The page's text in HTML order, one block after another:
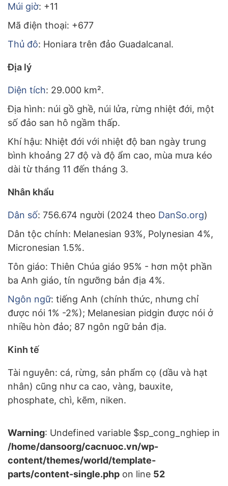
Múi giờ: +11
Mã điện thoại: +677
Thủ đô: Honiara trên đảo Guadalcanal.
Địa lý
Diện tích: 29.000 km².
Địa hình: núi gồ ghề, núi lửa, rừng nhiệt đới, một
số đảo san hô ngầm thấp.
Khí hậu: Nhiệt đới với nhiệt độ ban ngày trung
bình khoảng 27 độ và độ ẩm cao, mùa mưa kéo
dài từ tháng 11 đến tháng 3.
Nhân khẩu
Dân số: 756.674 người (2024 theo DanSo.org)
Dân tộc chính: Melanesian 93%, Polynesian 4%,
Micronesian 1.5%.
Tôn giáo: Thiên Chúa giáo 95% - hơn một phần
ba Anh giáo, tín ngưỡng bản địa 4%.
Ngôn ngữ: tiếng Anh (chính thức, nhưng chỉ
được nói 1% -2%); Melanesian pidgin được nói ở
nhiều hòn đảo; 87 ngôn ngữ bản địa.
Kinh tế
Tài nguyên: cá, rừng, sản phẩm cọ (dầu và hạt
nhân) cũng như ca cao, vàng, bauxite,
phosphate, chì, kẽm, niken.
Warning: Undefined variable $sp_cong_nghiep in
/home/dansoorg/cacnuoc.vn/wp-
content/themes/world/template-
parts/content-single.php on line 52